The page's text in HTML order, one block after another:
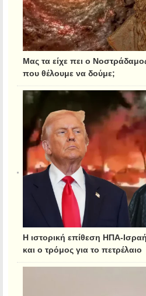
Μας τα είχε πει ο
που θέλουμε να δούμε;
Η ιστορική επίθεση ΗΠΑ-
και ο τρόμος για το πετρέλαιο